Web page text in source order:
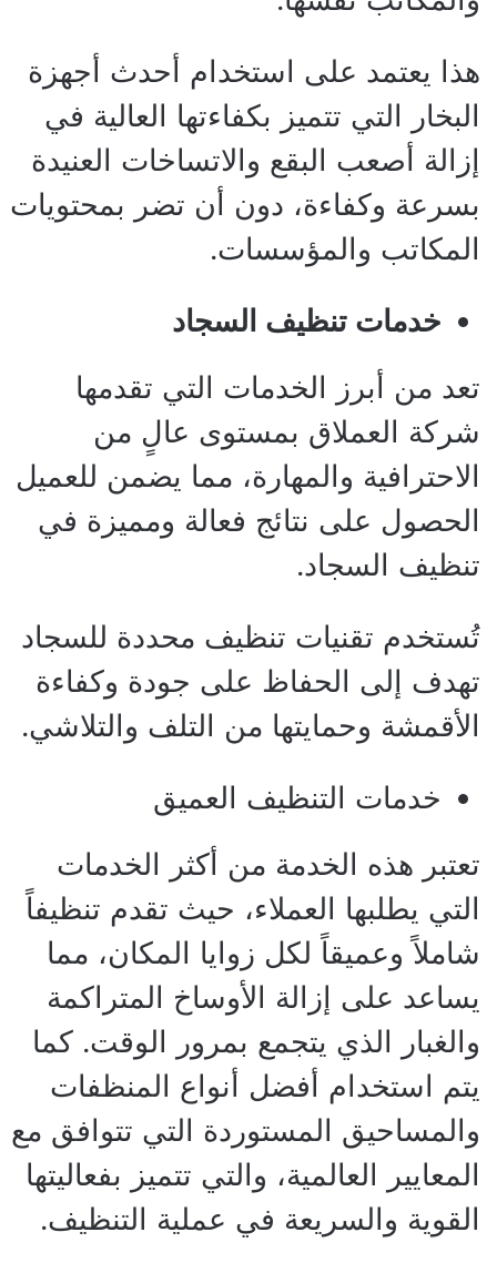
هذا يعتمد على استخدام أحدث أجهزة
البخار التي تتميز بكفاءتها العالية في
إزالة أصعب البقع والاتساخات العنيدة
بسرعة وكفاءة، دون أن تضر بمحتويات
المكاتب والمؤسسات.
خدمات تنظيف السجاد
تعد من أبرز الخدمات التي تقدمها
شركة العملاق بمستوى عالٍ من
الاحترافية والمهارة، مما يضمن للعميل
الحصول على نتائج فعالة ومميزة في
تنظيف السجاد.
تُستخدم تقنيات تنظيف محددة للسجاد
تهدف إلى الحفاظ على جودة وكفاءة
الأقمشة وحمايتها من التلف والتلاشي.
خدمات التنظيف العميق
تعتبر هذه الخدمة من أكثر الخدمات
التي يطلبها العملاء، حيث تقدم تنظيفاً
شاملاً وعميقاً لكل زوايا المكان، مما
يساعد على إزالة الأوساخ المتراكمة
والغبار الذي يتجمع بمرور الوقت. كما
يتم استخدام أفضل أنواع المنظفات
والمساحيق المستوردة التي تتوافق مع
المعايير العالمية، والتي تتميز بفعاليتها
القوية والسريعة في عملية التنظيف.